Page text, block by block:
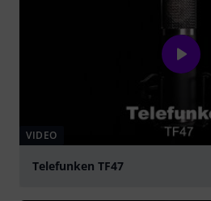
VIDEO
Telefunken TF47